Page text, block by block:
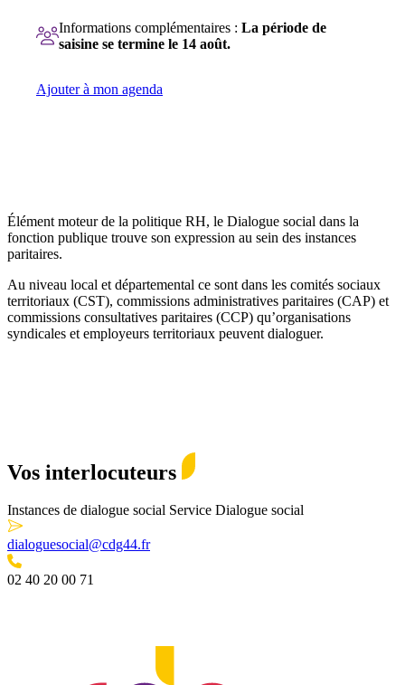
Informations complémentaires : La période de
saisine se termine le 14 août.
Ajouter à mon agenda
Élément moteur de la politique RH, le Dialogue social dans la
fonction publique trouve son expression au sein des instances
paritaires.
Au niveau local et départemental ce sont dans les comités sociaux
territoriaux (CST), commissions administratives paritaires (CAP) et
commissions consultatives paritaires (CCP) qu’organisations
syndicales et employeurs territoriaux peuvent dialoguer.
Vos interlocuteurs
Instances de dialogue social Service Dialogue social
dialoguesocial@cdg44.fr
02 40 20 00 71